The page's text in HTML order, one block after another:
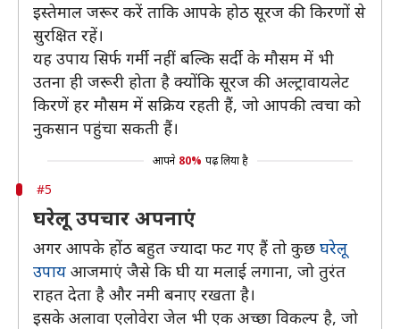
इस्तेमाल जरूर करें ताकि आपके होठ सूरज की किरणों से
सुरक्षित रहें।
यह उपाय सिर्फ गर्मी नहीं बल्कि सर्दी के मौसम में भी
उतना ही जरूरी होता है क्योंकि सूरज की अल्ट्रावायलेट
किरणें हर मौसम में सक्रिय रहती हैं, जो आपकी त्वचा को
नुकसान पहुंचा सकती हैं।
आपने 80% पढ़ लिया है
#5
घरेलू उपचार अपनाएं
अगर आपके होंठ बहुत ज्यादा फट गए हैं तो कुछ घरेलू
उपाय आजमाएं जैसे कि घी या मलाई लगाना, जो तुरंत
राहत देता है और नमी बनाए रखता है।
इसके अलावा एलोवेरा जेल भी एक अच्छा विकल्प है, जो